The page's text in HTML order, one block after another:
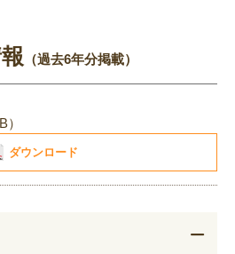
（過去6年分掲載）
ダウンロード